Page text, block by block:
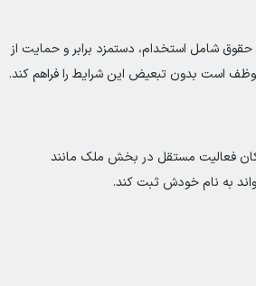
شامل استخدام، دستمزد برابر و حمایت از
است بدون تبعیض این شرایط را فراهم کند.
فعالیت مستقل در بخش ملک مانند
به نام خودش ثبت کند.